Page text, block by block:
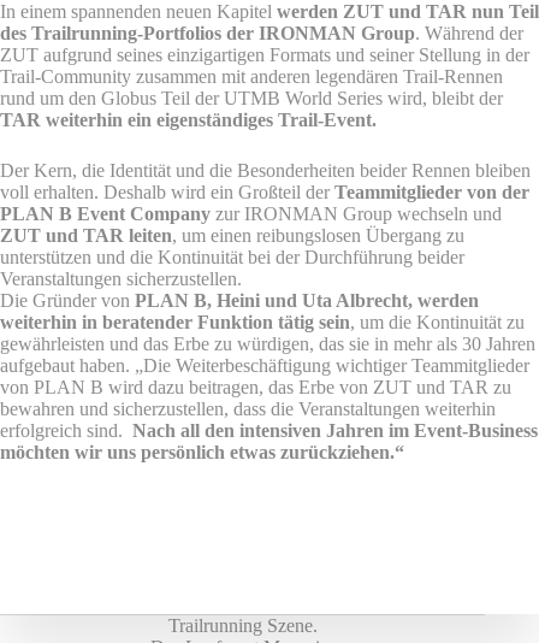
In einem spannenden neuen Kapitel werden ZUT und TAR nun Teil
des Trailrunning-Portfolios der IRONMAN Group. Während der
ZUT aufgrund seines einzigartigen Formats und seiner Stellung in der
Trail-Community zusammen mit anderen legendären Trail-Rennen
rund um den Globus Teil der UTMB World Series wird, bleibt der
TAR weiterhin ein eigenständiges Trail-Event.
Der Kern, die Identität und die Besonderheiten beider Rennen bleiben
voll erhalten. Deshalb wird ein Großteil der Teammitglieder von der
PLAN B Event Company zur IRONMAN Group wechseln und
ZUT und TAR leiten, um einen reibungslosen Übergang zu
unterstützen und die Kontinuität bei der Durchführung beider
Veranstaltungen sicherzustellen.
Die Gründer von PLAN B, Heini und Uta Albrecht, werden
weiterhin in beratender Funktion tätig sein, um die Kontinuität zu
gewährleisten und das Erbe zu würdigen, das sie in mehr als 30 Jahren
aufgebaut haben. „Die Weiterbeschäftigung wichtiger Teammitglieder
von PLAN B wird dazu beitragen, das Erbe von ZUT und TAR zu
bewahren und sicherzustellen, dass die Veranstaltungen weiterhin
erfolgreich sind. Nach all den intensiven Jahren im Event-Business
möchten wir uns persönlich etwas zurückziehen.“
Trailrunning Szene.